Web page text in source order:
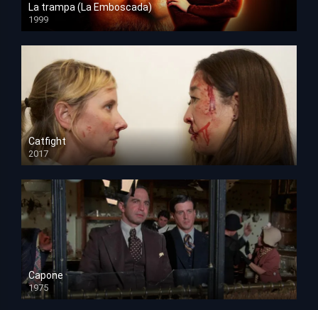
La trampa (La Emboscada)
1999
HD 1080p
Catfight
2017
HD 720p
Capone
1975
HD 1080p